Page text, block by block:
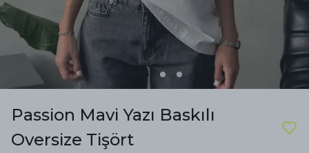
Passion Mavi Yazı Baskılı
Oversize Tişört